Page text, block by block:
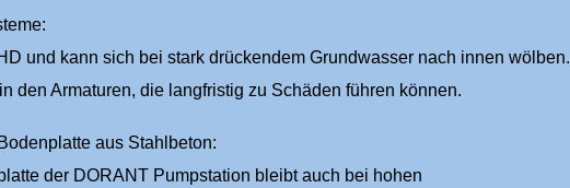
und kann sich bei stark drückendem Grundwasser nach innen wölben.
den Armaturen, die langfristig zu Schäden führen können.
aus Stahlbeton:
der DORANT Pumpstation bleibt auch bei hohen